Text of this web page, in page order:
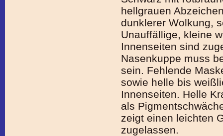
hellgrauen
dunklerer Wolkung,
Unauffällige, kleine
Innenseiten sind
Nasenkuppe muss
sein. Fehlende
sowie helle bis
Innenseiten. Helle
als
zeigt einen leichten
zugelassen.